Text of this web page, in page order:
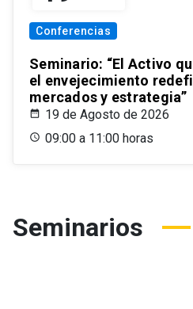
Conferencias
Seminario: “El Activo
el envejecimiento
mercados y estrategia”
19 de Agosto de 2026
09:00 a 11:00 horas
Seminarios